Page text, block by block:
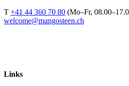
T +41 44 360 70 80 (Mo–Fr,
welcome@mangosteen.ch
Links